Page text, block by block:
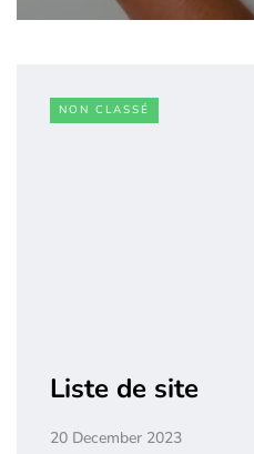
NON CLASSÉ
Liste de site
20 December 2023